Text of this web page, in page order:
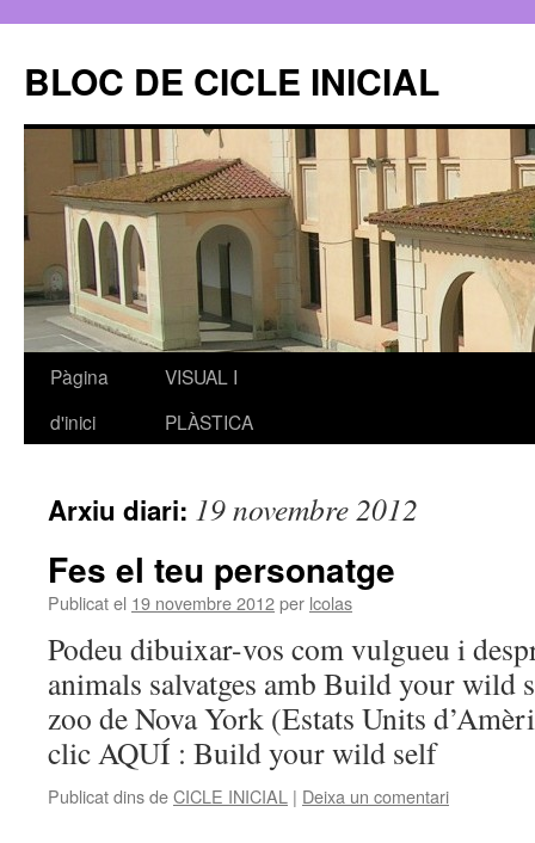
BLOC DE CICLE INICIAL
Vés
Pàgina
d'inici
VISUAL I
PLÀSTICA
Arxiu diari: 19 novembre 2012
Fes el teu personatge
Publicat el 19 novembre 2012per lcolas
Podeu dibuixar-vos com vulgueu i
animals salvatges amb Build your wild
zoo de Nova York (Estats Units
clic AQUÍ : Build your wild self
Publicat dins deCICLE INICIAL | Deixa un comentari